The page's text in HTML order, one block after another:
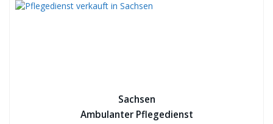
Sachsen
Ambulanter Pflegedienst